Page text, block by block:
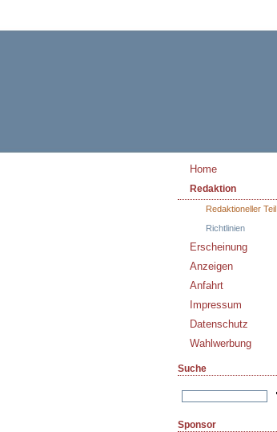
Home
Redaktion
Redaktioneller Teil
Richtlinien
Erscheinung
Anzeigen
Anfahrt
Impressum
Datenschutz
Wahlwerbung
Suche
Sponsor